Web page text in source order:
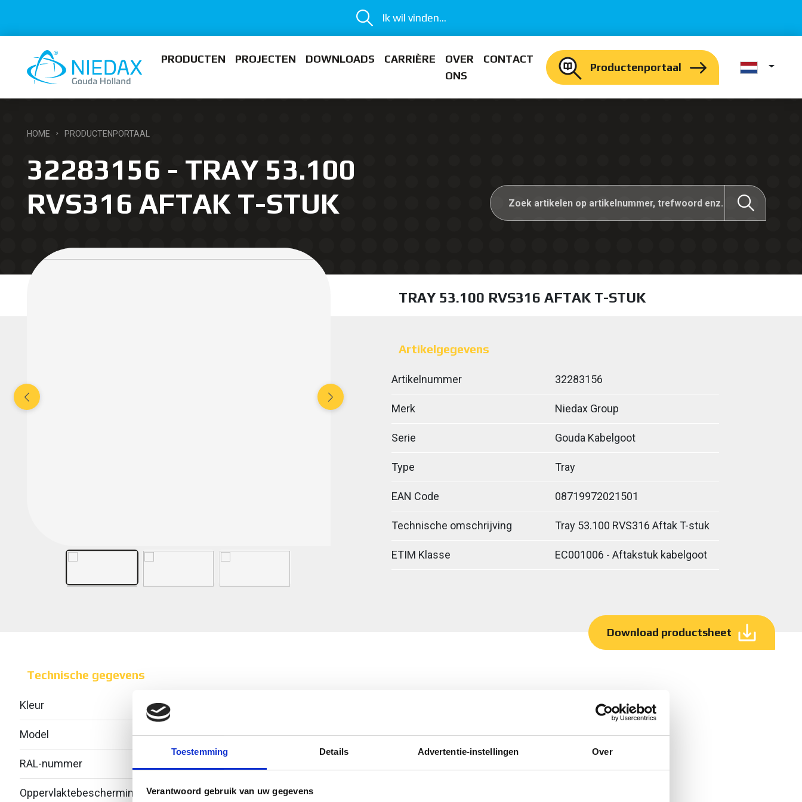
Toestemming Details Advertentie-instellingen Over
Verantwoord gebruik van uw gegevens
Ik wil vinden...
PRODUCTEN PROJECTEN DOWNLOADS CARRIÈRE
OVER
ONS
CONTACT
Productenportaal
HOME PRODUCTENPORTAAL
32283156 - TRAY 53.100
RVS316 AFTAK T-STUK
TRAY 53.100 RVS316 AFTAK T-STUK
Artikelgegevens
Artikelnummer 32283156
Merk Niedax Group
Serie Gouda Kabelgoot
Type Tray
EAN Code 08719972021501
Technische omschrijving Tray 53.100 RVS316 Aftak T-stuk
ETIM Klasse EC001006 - Aftakstuk kabelgoot
Download productsheet
Technische gegevens
Kleur
Model Geïntegreerde verbinder
RAL-nummer
Oppervlaktebescherming Overig